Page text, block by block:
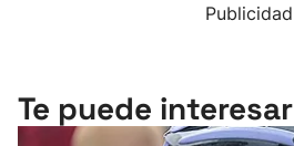
Publicidad
Te puede interesar